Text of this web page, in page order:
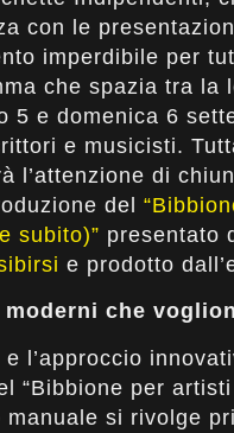
con le
imperdibile per
che spazia tra la
5 e domenica 6
e musicisti.
l’attenzione di
del
subito)” presentato
e prodotto
che
l’approccio
“Bibbione per
manuale si rivolge